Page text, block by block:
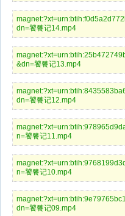
dn=饕餮记14.mp4
&dn=饕餮记13.mp4
dn=饕餮记12.mp4
n=饕餮记11.mp4
n=饕餮记10.mp4
dn=饕餮记09.mp4